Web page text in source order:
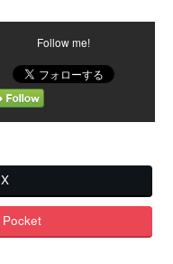
Follow me!
X
Pocket